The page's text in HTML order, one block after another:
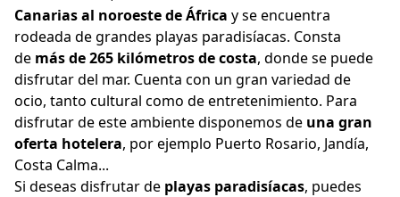
Canarias al noroeste de África y se encuentra
rodeada de grandes playas paradisíacas. Consta
de más de 265 kilómetros de costa, donde se puede
disfrutar del mar. Cuenta con un gran variedad de
ocio, tanto cultural como de entretenimiento. Para
disfrutar de este ambiente disponemos de una gran
oferta hotelera, por ejemplo Puerto Rosario, Jandía,
Costa Calma...
Si deseas disfrutar de playas paradisíacas, puedes